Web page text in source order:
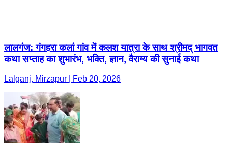
लालगंज: गंगहरा कलां गांव में कलश यात्रा के साथ श्रीमद् भागवत
कथा सप्ताह का शुभारंभ, भक्ति, ज्ञान, वैराग्य की सुनाई कथा
Lalganj, Mirzapur | Feb 20, 2026